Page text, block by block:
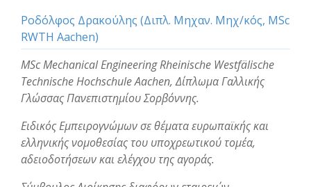
Ροδόλφος Δρακούλης (Διπλ. Μηχαν. Μηχ/κός, MSc
RWTH Aachen)
MSc Mechanical Engineering Rheinische Westfälische
Technische Hochschule Aachen, Δίπλωμα Γαλλικής
Γλώσσας Πανεπιστημίου Σορβόννης.
Ειδικός Εμπειρογνώμων σε θέματα ευρωπαϊκής και
ελληνικής νομοθεσίας του υποχρεωτικού τομέα,
αδειοδοτήσεων και ελέγχου της αγοράς.